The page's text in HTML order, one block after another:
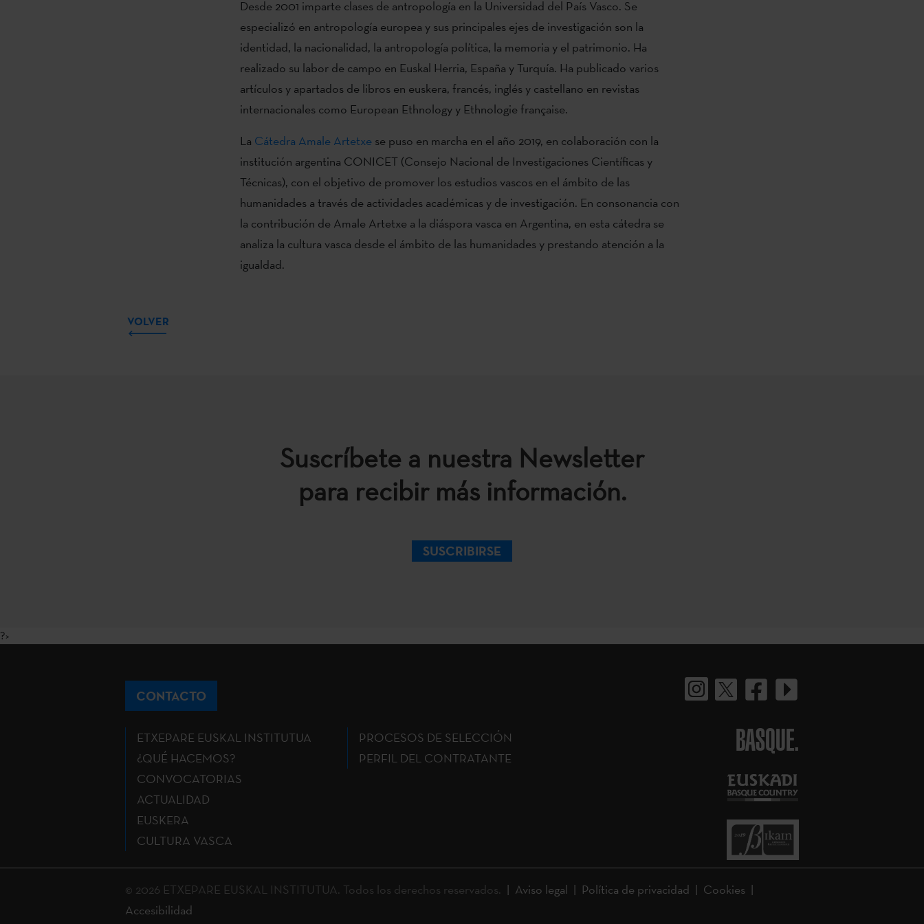
Desde 2001 imparte clases de antropología en la Universidad del País Vasco. Se
especializó en antropología europea y sus principales ejes de investigación son la
identidad, la nacionalidad, la antropología política, la memoria y el patrimonio. Ha
realizado su labor de campo en Euskal Herria, España y Turquía. Ha publicado varios
artículos y apartados de libros en euskera, francés, inglés y castellano en revistas
internacionales como European Ethnology y Ethnologie française.
La Cátedra Amale Artetxese puso en marcha en el año 2019, en colaboración con la
institución argentina CONICET (Consejo Nacional de Investigaciones Científicas y
Técnicas), con el objetivo de promover los estudios vascos en el ámbito de las
humanidades a través de actividades académicas y de investigación. En consonancia con
la contribución de Amale Artetxe a la diáspora vasca en Argentina, en esta cátedra se
analiza la cultura vasca desde el ámbito de las humanidades y prestando atención a la
igualdad.
VOLVER
Suscríbete a nuestra Newsletter
para recibir más información.
SUSCRIBIRSE
?>
CONTACTO
ETXEPARE EUSKAL INSTITUTUA
¿QUÉ HACEMOS?
CONVOCATORIAS
ACTUALIDAD
EUSKERA
CULTURA VASCA
PROCESOS DE SELECCIÓN
PERFIL DEL CONTRATANTE
BASQUE.
© 2026 ETXEPARE EUSKAL INSTITUTUA. Todos los derechos reservados. Aviso legal Política de privacidad
Cookies
Accesibilidad